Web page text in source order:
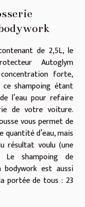
de 2,5L, le
Autoglym
forte,
shampoing étant
l’eau pour refaire
de votre voiture.
vous permet de
d’eau, mais
résultat voulu (une
Le shampoing de
bodywork est aussi
portée de tous : 23